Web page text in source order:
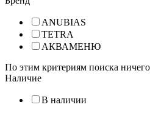
ANUBIAS
TETRA
АКВАМЕНЮ
По этим критериям поиска
Наличие
В наличии